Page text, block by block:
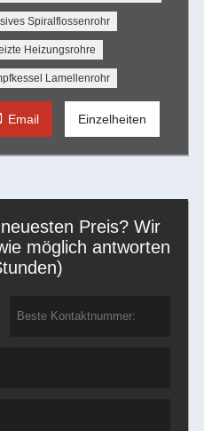
Spiralflossenrohr
Heizungsrohre
Lamellenrohr
Email Einzelheiten
Preis? Wir
möglich antworten